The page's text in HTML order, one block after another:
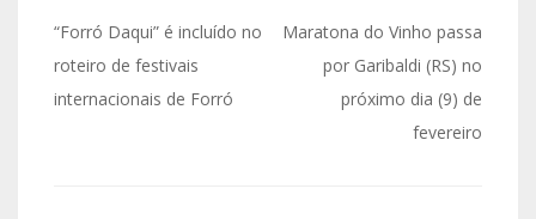
“Forró Daqui” é incluído no
roteiro de festivais
internacionais de Forró
Maratona do Vinho passa
por Garibaldi (RS) no
próximo dia (9) de
fevereiro